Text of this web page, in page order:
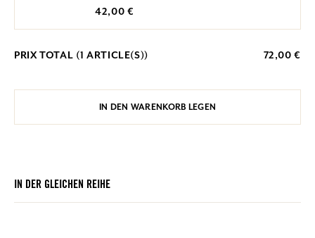
42,00 €
PRIX TOTAL (1 ARTICLE(S)) 72,00 €
IN DEN WARENKORB LEGEN
IN DER GLEICHEN REIHE